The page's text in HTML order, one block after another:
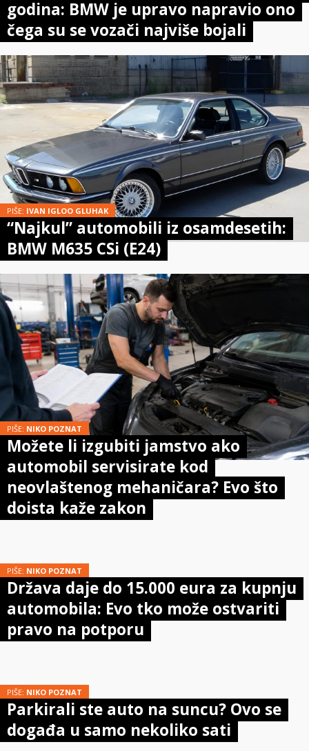
godina: BMW je upravo napravio ono
čega su se vozači najviše bojali
PIŠE: IVAN IGLOO GLUHAK
“Najkul” automobili iz osamdesetih:
BMW M635 CSi (E24)
PIŠE: NIKO POZNAT
Možete li izgubiti jamstvo ako
automobil servisirate kod
neovlaštenog mehaničara? Evo što
doista kaže zakon
PIŠE: NIKO POZNAT
Država daje do 15.000 eura za kupnju
automobila: Evo tko može ostvariti
pravo na potporu
PIŠE: NIKO POZNAT
Parkirali ste auto na suncu? Ovo se
događa u samo nekoliko sati